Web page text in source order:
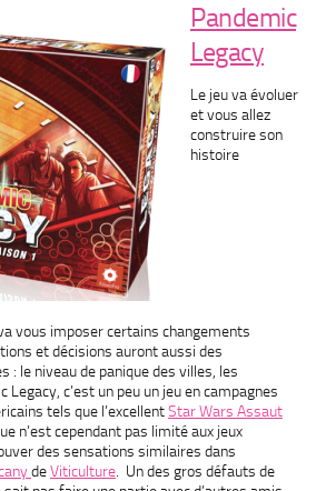
Pandemic
Legacy
Le jeu va évoluer
et vous allez
construire son
histoire
vous imposer certains changements
et décisions auront aussi des
: le niveau de panique des villes, les
c’est un peu un jeu en campagnes
tels que l’excellentStar Wars Assaut
n’est cependant pas limité aux jeux
des sensations similaires dans
deViticulture. Un des gros défauts de